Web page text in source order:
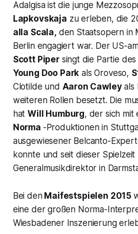
Adalgisaist die junge
Lapkovskaja zu erleben, die
alla Scala,den Staatsopern in
Berlin engagiert war. Der US-
Scott Pipersingt die Partie des
Young Doo Park als Oroveso,
Clotilde und Aaron Cawleyals
weiteren Rollen besetzt. Die
hatWill Humburg, der sich mit
Norma -Produktionen in
ausgewiesener Belcanto-
konnte und seit dieser Spielzeit
Generalmusikdirektor in
Bei denMaifestspielen 2015
eine der großen Norma-
Wiesbadener Inszenierung